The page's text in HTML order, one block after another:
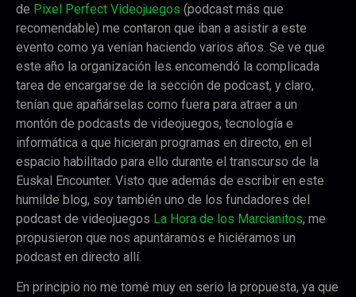
de Pixel Perfect Videojuegos (podcast más que
recomendable) me contaron que iban a asistir a este
evento como ya venían haciendo varios años. Se ve que
este año la organización les encomendó la complicada
tarea de encargarse de la sección de podcast, y claro,
tenían que apañárselas como fuera para atraer a un
montón de podcasts de videojuegos, tecnología e
informática a que hicieran programas en directo, en el
espacio habilitado para ello durante el transcurso de la
Euskal Encounter. Visto que además de escribir en este
humilde blog, soy también uno de los fundadores del
podcast de videojuegos La Hora de los Marcianitos, me
propusieron que nos apuntáramos e hiciéramos un
podcast en directo allí.
En principio no me tomé muy en serio la propuesta, ya que